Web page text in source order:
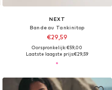
NEXT
Bandeau Tankinitop
€29,59
Oorspronkelijk: €59,00
Laatste laagste prijs:€29,59